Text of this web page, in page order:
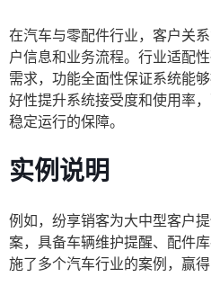
在汽车与零配件行业，客户关
户信息和业务流程。行业适配
需求，功能全面性保证系统能
好性提升系统接受度和使用率
稳定运行的保障。
实例说明
例如，纷享销客为大中型客户
案，具备车辆维护提醒、配件
施了多个汽车行业的案例，赢得